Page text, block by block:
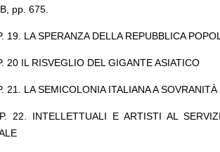
pp. 675.
19. LA SPERANZA DELLA REPUBBLICA
20 IL RISVEGLIO DEL GIGANTE ASIATICO
21. LA SEMICOLONIA ITALIANA A SOVRANITÀ
22. INTELLETTUALI E ARTISTI AL